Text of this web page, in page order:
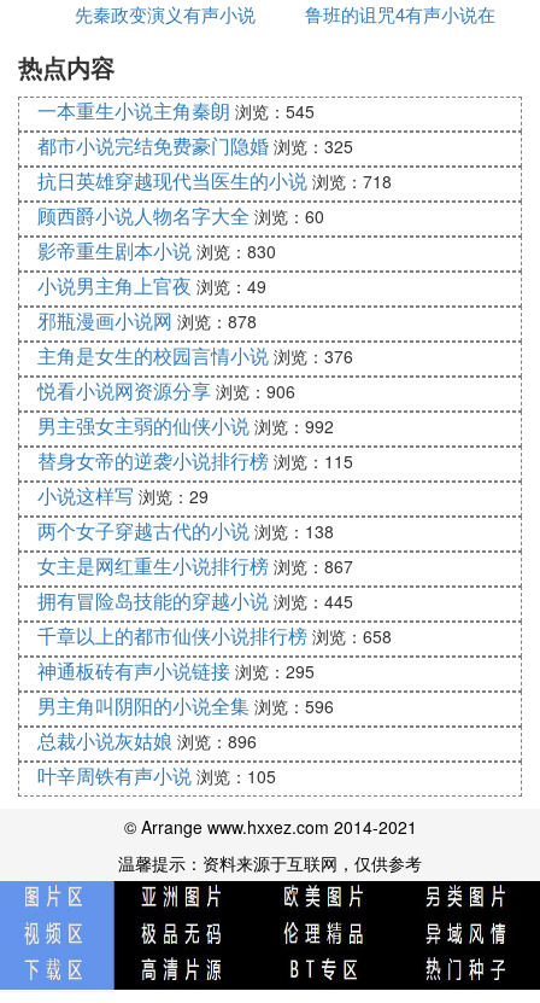
40海贼之乱世天炎第六十七章 轻松晋级（下）冰霜
雪 纵横中文网15.4万字连载中
41海贼王之疤面煞星异常无耻的诈尸了。。。秋天君
纵横中文网20.9万字连载中
42火影之最强卡卡西第五十二章 初入水之国潇洒哥
逍遥游 纵横中文网14.9万字连载中
43神奇宝贝之要成为最强mega进化的快龙15134712
293 飞卢小说网11.9万字连载中
44火影之日向耀光第八十五章 鬼鲛与鲛肌画笔 纵横
中文网18.5万字连载中
45萌解萝莉诈尸一下小萝莉控 纵横中文网102.1万字
连载中
46火影之燃烧殆烬第四十二章 未来的路热腾腾的粥
纵横中文网8.7万字连载中
47璃梦之冰月封情永远的守护骑士 十三之七魔雨猫
纵横中文网83.2万字全本
07火影之宇智波枫舞教导小鬼，考试前奏！卢家大少
飞卢小说网1.9万字连载中
08二次元攻略第三章 魔王诞生之日<上>爱的骑士姬
飞卢小说网0.4万字连载中
09火影之不死鬼神第九十四章 讨伐魔尊丶红楼 创世
中文网19.8万字连载中
10海贼王之水水果实说明4逍遥 飞卢小说网0.6万字
连载中
11秦时明月之烈拳突击第九章 刺杀古墨 飞卢小说网
1.8万字连载中
（6）风牙 飞卢小说网39.1万字连载中
13棋魂之围棋天地巧遇进藤lkhcry 飞卢小说网1.6万
字连载中
14幻想乡的天道之子八坂神奈子与泄矢诹访子与东风
古早苗sishen848 飞卢小说网1.3万字连载中
15口袋妖怪XY11.少年少女的夜晚妖怪 飞卢小说网2.
先秦政变演义有声小说
鲁班的诅咒4有声小说在
热点内容
一本重生小说主角秦朗 浏览：545
都市小说完结免费豪门隐婚 浏览：325
抗日英雄穿越现代当医生的小说 浏览：718
顾西爵小说人物名字大全 浏览：60
影帝重生剧本小说 浏览：830
小说男主角上官夜 浏览：49
邪瓶漫画小说网 浏览：878
主角是女生的校园言情小说 浏览：376
悦看小说网资源分享 浏览：906
男主强女主弱的仙侠小说 浏览：992
替身女帝的逆袭小说排行榜 浏览：115
小说这样写 浏览：29
两个女子穿越古代的小说 浏览：138
女主是网红重生小说排行榜 浏览：867
拥有冒险岛技能的穿越小说 浏览：445
千章以上的都市仙侠小说排行榜 浏览：658
神通板砖有声小说链接 浏览：295
男主角叫阴阳的小说全集 浏览：596
总裁小说灰姑娘 浏览：896
叶辛周铁有声小说 浏览：105
© Arrange www.hxxez.com 2014-2021
温馨提示：资料来源于互联网，仅供参考